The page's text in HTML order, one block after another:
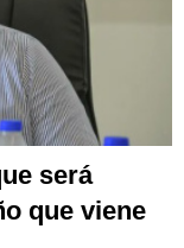
será
que viene